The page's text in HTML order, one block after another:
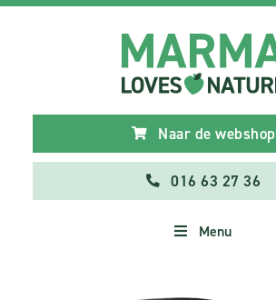
Naar de webshop
016 63 27 36
Menu